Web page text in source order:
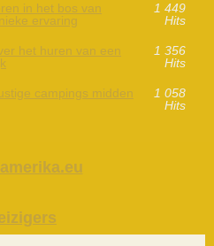
in het bos van
ervaring
1 449
Hits
het huren van een
1 356
Hits
campings midden
1 058
Hits